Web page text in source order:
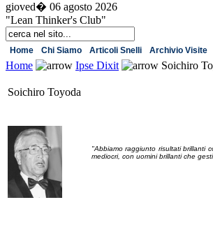
gioved� 06 agosto 2026
"Lean Thinker's Club"
Home Chi Siamo Articoli Snelli Archivio Visite
Home Ipse Dixit Soichiro
Soichiro Toyoda
"Abbiamo raggiunto risultati brillanti
mediocri, con uomini brillanti che